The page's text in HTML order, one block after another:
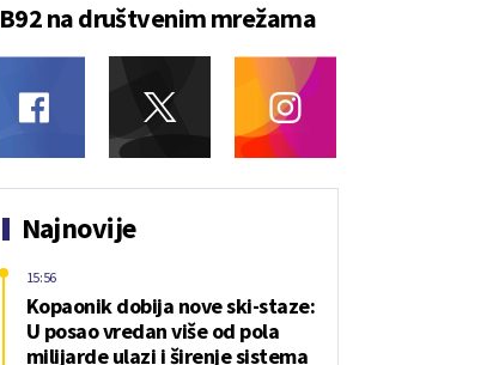
B92 na društvenim mrežama
Najnovije
Kopaonik dobija nove ski-staze:
U posao vredan više od pola
milijarde ulazi i širenje sistema
15:56